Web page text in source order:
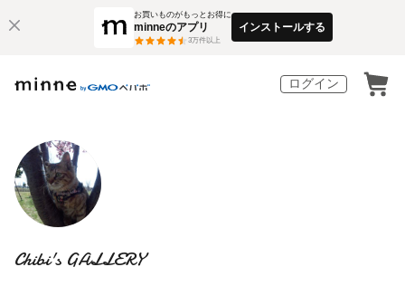
お買いものがもっとお得に
minneのアプリ
3万件以上
インストールする
ログイン
Chibi's GALLERY